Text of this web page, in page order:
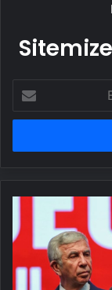
posta
adresinizi
toplantı:
Özel,
İmamoğlu